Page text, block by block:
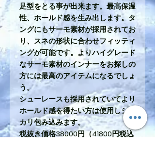
足型をとる事が出来ます。最高保温
性、ホールド感を生み出します。タ
ングにもサーモ素材が採用されてお
り、スネの形状に合わせフィッティ
ングが可能です。 よりハイグレード
なサーモ素材のインナーをお探しの
方には最高のアイテムになるでしょ
う。
シューレースも採用されていてより
ホールド感を得たい方は使用しシッ
カリ包み込みます。
税抜き価格38000円（41800円税込